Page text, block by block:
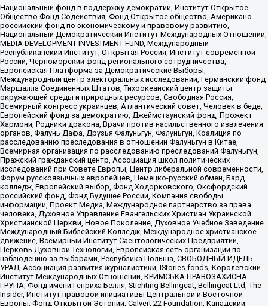
Национальный фонд в поддержку демократии, Институт Открытое
Общество Фонд Содействия, Фонд Открытое общество, Американо-
российский фонд по экономическому и правовому развитию,
Национальный Демократический Институт Международных Отношений,
MEDIA DEVELOPMENT INVESTMENT FUND, Международный
Республиканский Институт, Открытая Россия, Институт современной
России, Черноморский фонд регионального сотрудничества,
Европейская Платформа за Демократические Выборы,
Международный центр электоральных исследований, Германский фонд
Маршалла Соединенных Штатов, Тихоокеанский центр защиты
окружающей среды и природных ресурсов, Свободная Россия,
Всемирный конгресс украинцев, Атлантический совет, Человек в беде,
Европейский фонд за демократию, Джеймстаунский фонд, Прожект
Хармони, Родники дракона, Врачи против насильственного извлечения
органов, Фалунь Дафа, Друзья Фалуньгун, Фалуньгун, Коалиция по
расследованию преследования в отношении Фалуньгун в Китае,
Всемирная организация по расследованию преследований Фалуньгун,
Пражский гражданский центр, Ассоциация школ политических
исследований при Совете Европы, Центр либеральной современности,
Форум русскоязычных европейцев, Немецко-русский обмен, Бард
колледж, Европейский выбор, Фонд Ходорковского, Оксфордский
российский фонд, Фонд Будущее России, Компания свободы
информации, Проект Медиа, Международное партнерство за права
человека, Духовное Управление Евангельских Христиан Украинской
Христианской Церкви, Новое Поколение, Духовное Учебное Заведение
Международный Библейский Колледж, Международное христианское
движение, Всемирный Институт Саентологических Предприятий,
Церковь Духовной Технологии, Европейская сеть организаций по
наблюдению за выборами, Республика Польша, СВОБОДНЫЙ ИДЕЛЬ-
УРАЛ, Ассоциация развития журналистики, IStories fonds, Королевский
Институт Международных Отношений, КРИМСЬКА ПРАВОЗАХИСНА
ГРУПА, Фонд имени Генриха Бёлля, Stichting Bellingcat, Bellingcat Ltd, The
Insider, Институт правовой инициативы Центральной и Восточной
Европы, Фонд Открытой Эстонии, Calvert 22 Foundation, Канадский